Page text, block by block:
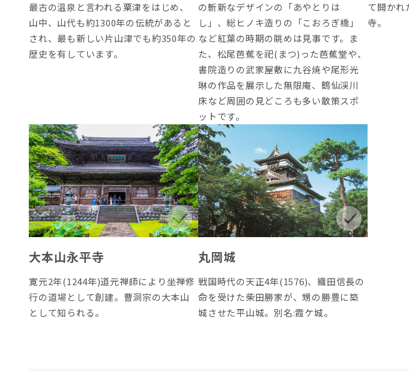
最古の温泉と言われる粟津をはじめ、
山中、山代も約1300年の伝統があると
され、最も新しい片山津でも約350年の
歴史を有しています。
の斬新なデザインの「あやとりは
し」、総ヒノキ造りの「こおろぎ橋」
など紅葉の時期の眺めは見事です。ま
た、松尾芭蕉を祀(まつ)った芭蕉堂や、
書院造りの武家屋敷に九谷焼や尾形光
琳の作品を展示した無限庵、鶴仙渓川
床など周囲の見どころも多い散策スポ
ットです。
て開かれ
寺。
大本山永平寺
寛元2年(1244年)道元禅師により坐禅修
行の道場として創建。曹洞宗の大本山
として知られる。
丸岡城
戦国時代の天正4年(1576)、織田信長の
命を受けた柴田勝家が、甥の勝豊に築
城させた平山城。別名:霞ケ城。